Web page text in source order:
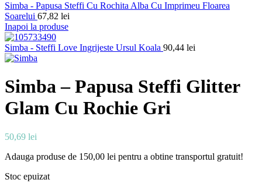
Simba - Papusa Steffi Cu Rochita Alba Cu Imprimeu Floarea
Soarelui 67,82 lei
Inapoi la produse
Simba - Steffi Love Ingrijeste Ursul Koala 90,44 lei
Simba – Papusa Steffi Glitter
Glam Cu Rochie Gri
50,69 lei
Adauga produse de 150,00 lei pentru a obtine transportul gratuit!
Stoc epuizat